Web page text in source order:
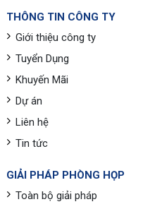
THÔNG TIN CÔNG TY
Giới thiệu công ty
Tuyển Dụng
Khuyến Mãi
Dự án
Liên hệ
Tin tức
GIẢI PHÁP PHÒNG HỌP
Toàn bộ giải pháp